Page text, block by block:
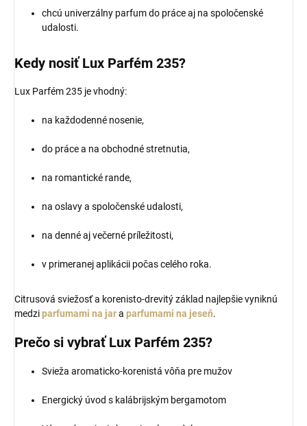
chcú univerzálny parfum do práce aj na spoločenské
udalosti.
Kedy nosiť Lux Parfém 235?
Lux Parfém 235 je vhodný:
na každodenné nosenie,
do práce a na obchodné stretnutia,
na romantické rande,
na oslavy a spoločenské udalosti,
na denné aj večerné príležitosti,
v primeranej aplikácii počas celého roka.
Citrusová sviežosť a korenisto-drevitý základ najlepšie vyniknú
medziparfumami na jara parfumami na jeseň.
Prečo si vybrať Lux Parfém 235?
Svieža aromaticko-korenistá vôňa pre mužov
Energický úvod s kalábrijským bergamotom